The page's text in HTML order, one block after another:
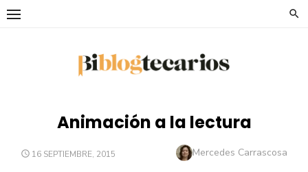
Saltar
Animación a la lectura
PUBLICADO
16 SEPTIEMBRE, 2015 Autor
Mercedes Carrascosa